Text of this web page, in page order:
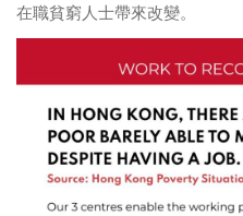
在職貧窮人士帶來改變。